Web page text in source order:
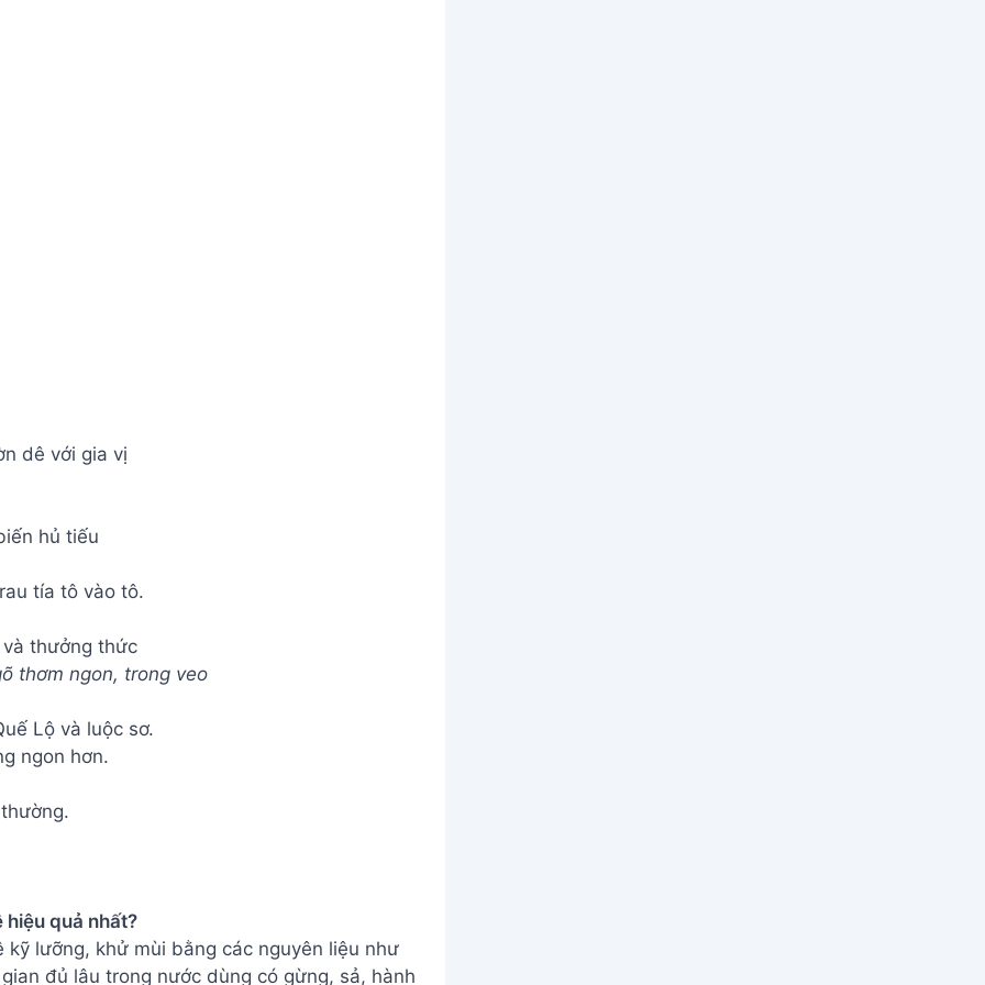
hoặc nước cốt chanh. Tuy nhiên, hiệu quả
thơm ngon, không còn chút mùi hôi nào. Hãy
tuyệt vời này nhé! Chúc bạn ngon miệng!
THÔNG TIN
Menu